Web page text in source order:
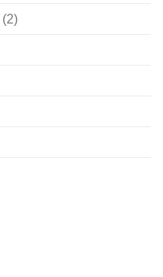
(2)